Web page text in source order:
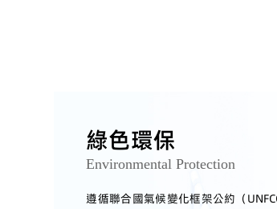
綠色環保
Environmental Protection
遵循聯合國氣候變化框架公約（